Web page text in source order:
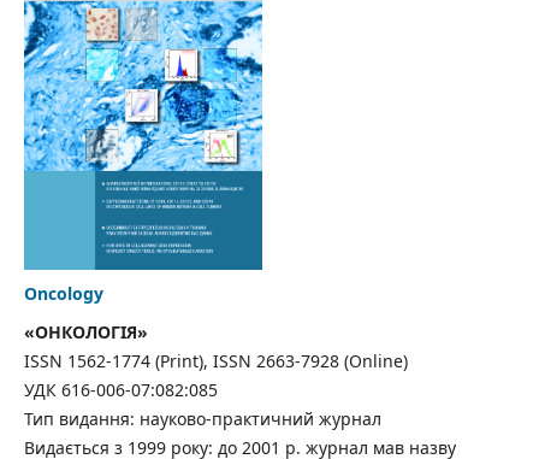
Oncology
«ОНКОЛОГІЯ»
ISSN 1562-1774 (Print), ISSN 2663-7928 (Online)
УДК 616-006-07:082:085
Тип видання: науково-практичний журнал
Видається з 1999 року: до 2001 р. журнал мав назву